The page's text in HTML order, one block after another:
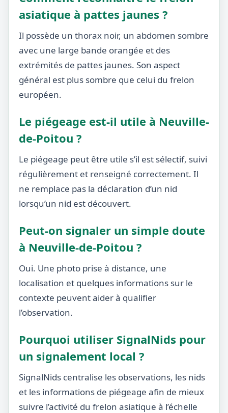
asiatique à pattes jaunes ?
Il possède un thorax noir, un abdomen sombre
avec une large bande orangée et des
extrémités de pattes jaunes. Son aspect
général est plus sombre que celui du frelon
européen.
Le piégeage est-il utile à Neuville-
de-Poitou ?
Le piégeage peut être utile s’il est sélectif, suivi
régulièrement et renseigné correctement. Il
ne remplace pas la déclaration d’un nid
lorsqu’un nid est découvert.
Peut-on signaler un simple doute
à Neuville-de-Poitou ?
Oui. Une photo prise à distance, une
localisation et quelques informations sur le
contexte peuvent aider à qualifier
l’observation.
Pourquoi utiliser SignalNids pour
un signalement local ?
SignalNids centralise les observations, les nids
et les informations de piégeage afin de mieux
suivre l’activité du frelon asiatique à l’échelle